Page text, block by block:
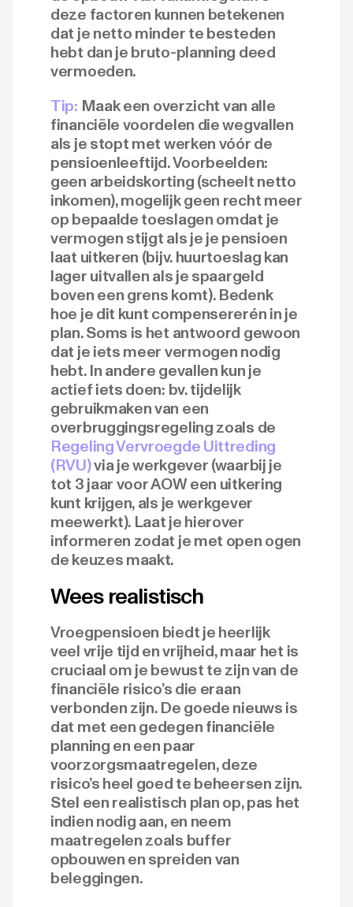
deze factoren kunnen betekenen
dat je netto minder te besteden
hebt dan je bruto-planning deed
vermoeden.
Tip: Maak een overzicht van alle
financiële voordelen die wegvallen
als je stopt met werken vóór de
pensioenleeftijd. Voorbeelden:
geen arbeidskorting (scheelt netto
inkomen), mogelijk geen recht meer
op bepaalde toeslagen omdat je
vermogen stijgt als je je pensioen
laat uitkeren (bijv. huurtoeslag kan
lager uitvallen als je spaargeld
boven een grens komt). Bedenk
hoe je dit kunt compensererén in je
plan. Soms is het antwoord gewoon
dat je iets meer vermogen nodig
hebt. In andere gevallen kun je
actief iets doen: bv. tijdelijk
gebruikmaken van een
overbruggingsregeling zoals de
Regeling Vervroegde Uittreding
(RVU)via je werkgever (waarbij je
tot 3 jaar voor AOW een uitkering
kunt krijgen, als je werkgever
meewerkt). Laat je hierover
informeren zodat je met open ogen
de keuzes maakt.
Wees realistisch
Vroegpensioen biedt je heerlijk
veel vrije tijd en vrijheid, maar het is
cruciaal om je bewust te zijn van de
financiële risico’s die eraan
verbonden zijn. De goede nieuws is
dat met een gedegen financiële
planning en een paar
voorzorgsmaatregelen, deze
risico’s heel goed te beheersen zijn.
Stel een realistisch plan op, pas het
indien nodig aan, en neem
maatregelen zoals buffer
opbouwen en spreiden van
beleggingen.